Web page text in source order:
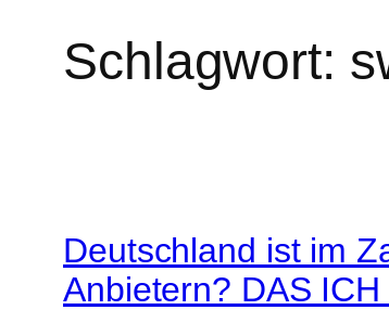
Schlagwort:
Deutschland ist im
Anbietern? DAS